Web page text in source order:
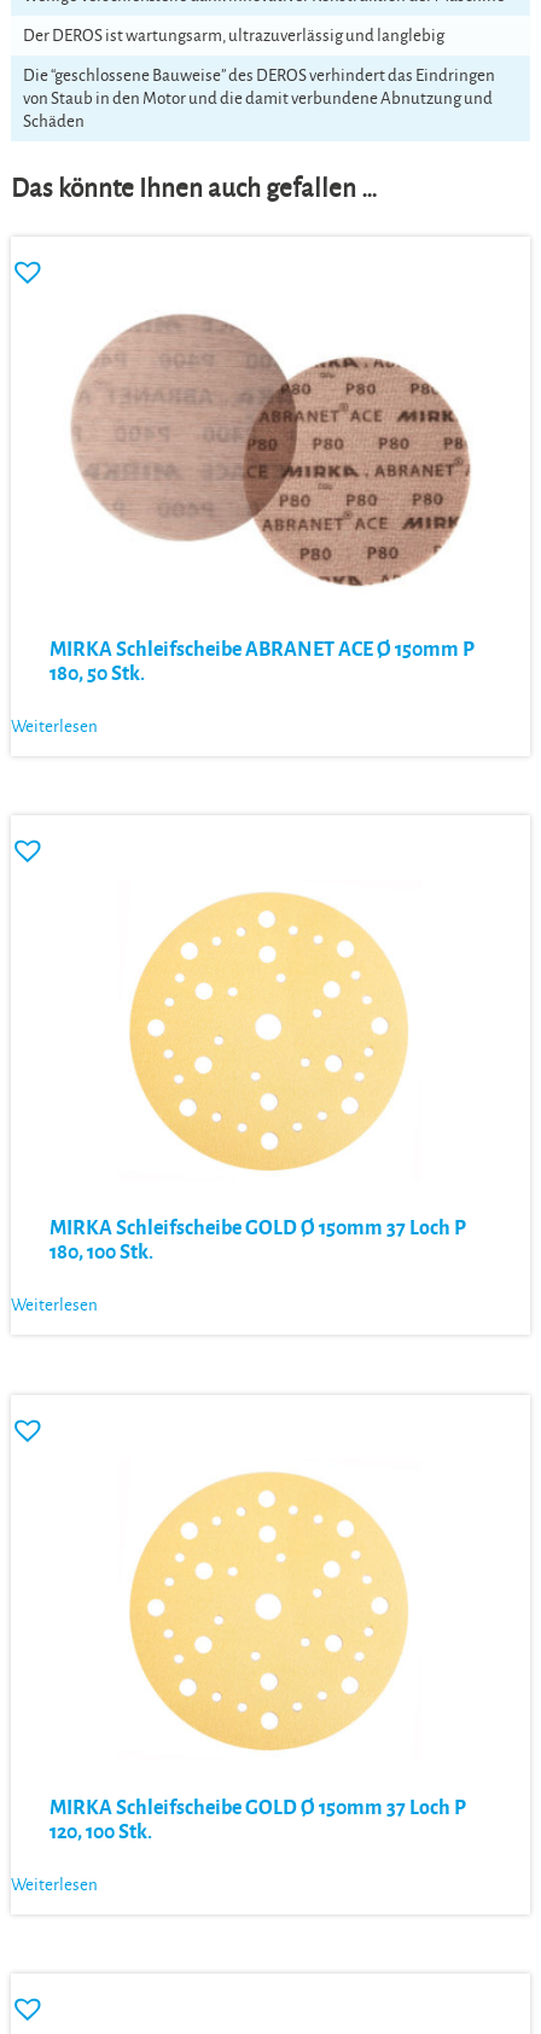
Der DEROS ist wartungsarm, ultrazuverlässig und langlebig
Die “geschlossene Bauweise” des DEROS verhindert das Eindringen
von Staub in den Motor und die damit verbundene Abnutzung und
Schäden
Das könnte Ihnen auch gefallen …
MIRKA Schleifscheibe ABRANET ACE Ø 150mm P
180, 50 Stk.
Weiterlesen
MIRKA Schleifscheibe GOLD Ø 150mm 37 Loch P
180, 100 Stk.
Weiterlesen
MIRKA Schleifscheibe GOLD Ø 150mm 37 Loch P
120, 100 Stk.
Weiterlesen